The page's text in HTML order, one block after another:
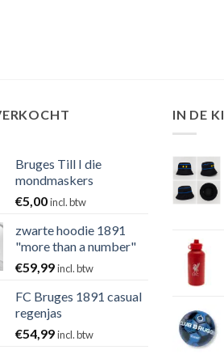
Bruges Till I die
mondmaskers
€5,00incl. btw
zwarte hoodie 1891
"more than a number"
€59,99incl. btw
FC Bruges 1891 casual
regenjas
€54,99incl. btw
IN DE